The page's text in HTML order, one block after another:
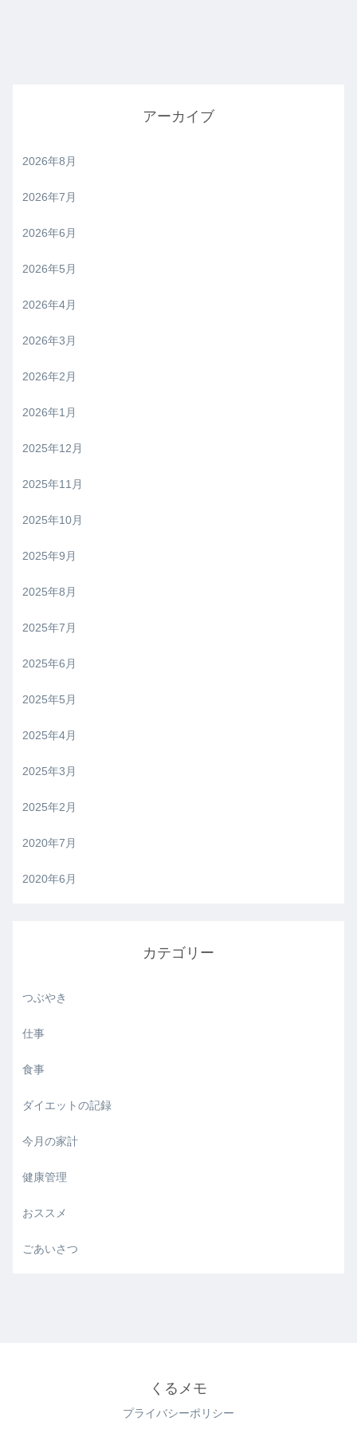
アーカイブ
2026年8月
2026年7月
2026年6月
2026年5月
2026年4月
2026年3月
2026年2月
2026年1月
2025年12月
2025年11月
2025年10月
2025年9月
2025年8月
2025年7月
2025年6月
2025年5月
2025年4月
2025年3月
2025年2月
2020年7月
2020年6月
カテゴリー
つぶやき
仕事
食事
ダイエットの記録
今月の家計
健康管理
おススメ
ごあいさつ
くるメモ
プライバシーポリシー